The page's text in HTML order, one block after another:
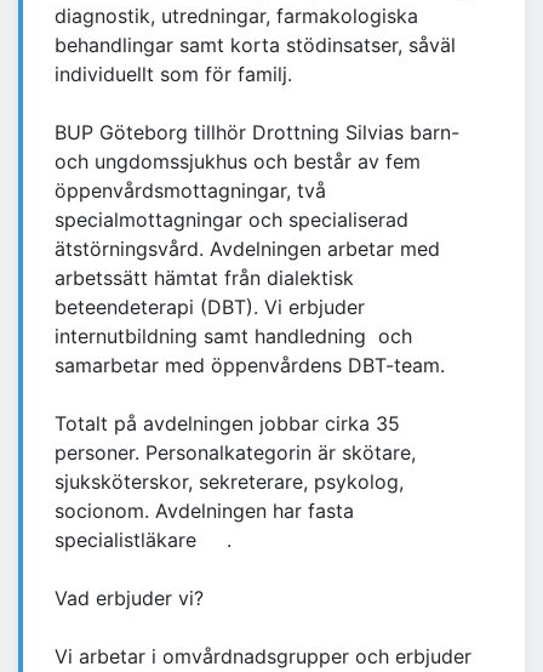
diagnostik, utredningar, farmakologiska
behandlingar samt korta stödinsatser, såväl
individuellt som för familj.
BUP Göteborg tillhör Drottning Silvias barn-
och ungdomssjukhus och består av fem
öppenvårdsmottagningar, två
specialmottagningar och specialiserad
ätstörningsvård. Avdelningen arbetar med
arbetssätt hämtat från dialektisk
beteendeterapi (DBT). Vi erbjuder
internutbildning samt handledning och
samarbetar med öppenvårdens DBT-team.
Totalt på avdelningen jobbar cirka 35
personer. Personalkategorin är skötare,
sjuksköterskor, sekreterare, psykolog,
socionom. Avdelningen har fasta
specialistläkare .
Vad erbjuder vi?
Vi arbetar i omvårdnadsgrupper och erbjuder